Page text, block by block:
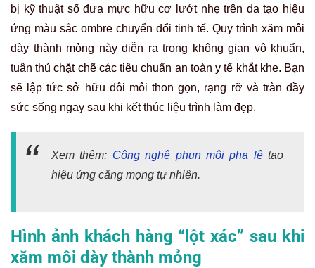
bị kỹ thuật số đưa mực hữu cơ lướt nhẹ trên da tạo hiệu
ứng màu sắc ombre chuyển đổi tinh tế. Quy trình xăm môi
dày thành mỏng này diễn ra trong không gian vô khuẩn,
tuân thủ chặt chẽ các tiêu chuẩn an toàn y tế khắt khe. Bạn
sẽ lập tức sở hữu đôi môi thon gọn, rạng rỡ và tràn đầy
sức sống ngay sau khi kết thúc liệu trình làm đẹp.
Xem thêm: Công nghệ phun môi pha lêtạo
hiệu ứng căng mọng tự nhiên.
Hình ảnh khách hàng “lột xác” sau khi
xăm môi dày thành mỏng